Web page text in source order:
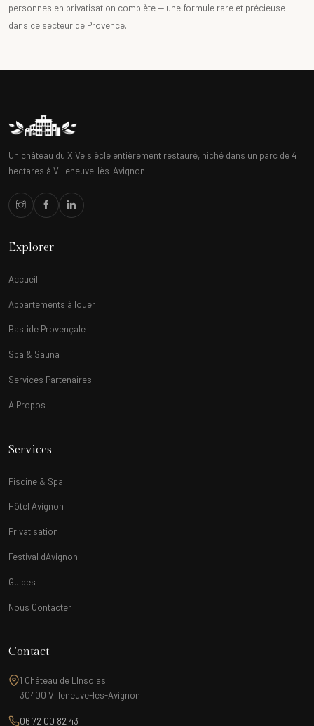
personnes en privatisation complète — une formule rare et précieuse
dans ce secteur de Provence.
Un château du XIVe siècle entièrement restauré, niché dans un parc de 4
hectares à Villeneuve-lès-Avignon.
Explorer
Accueil
Appartements à louer
Bastide Provençale
Spa & Sauna
Services Partenaires
À Propos
Services
Piscine & Spa
Hôtel Avignon
Privatisation
Festival d'Avignon
Guides
Nous Contacter
Contact
1 Château de L'Insolas
30400 Villeneuve-lès-Avignon
06 72 00 82 43